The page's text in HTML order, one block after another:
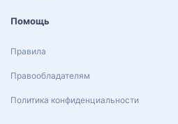
Помощь
Правила
Правообладателям
Политика конфиденциальности